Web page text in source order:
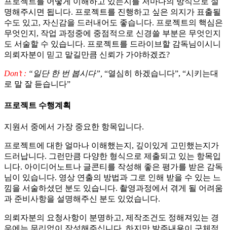
명해주시면 됩니다. 프로젝트를 진행하고 싶은 의지가 표출될
수도 있고, 자신감을 드러내어도 좋습니다. 프로젝트의 핵심은
무엇인지, 작업 과정중에 중점적으로 신경쓸 부분은 무엇인지
도 서술할 수 있습니다. 프로젝트를 드라이브할 감독님이시니
의뢰자분이 믿고 맡길만큼 신뢰가 가야하겠죠?
Don’t : “일단 한 번 봅시다”, “열심히 하겠습니다”, “시키는대
로 말 잘 듣습니다”
프로젝트 수행계획
지원서 중에서 가장 중요한 항목입니다.
프로젝트에 대한 얼마나 이해했는지, 깊이있게 고민했는지가
드러납니다. 그런만큼 다양한 형식으로 제출되고 있는 항목입
니다. 아이디어노트나 글콘티를 작성해 좋은 평가를 받은 감독
님이 있습니다. 영상 연출의 방법과 그로 인해 받을 수 있는 느
낌을 서술하셨던 분도 있습니다. 촬영과정에서 겪게 될 어려움
과 준비사항을 설명해주신 분도 있었습니다.
의뢰자분의 요청사항이 분명하고, 제작조건도 정해져있는 경